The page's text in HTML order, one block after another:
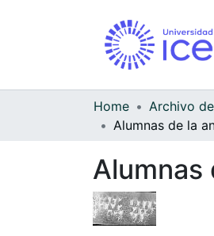
Home
Alumnas